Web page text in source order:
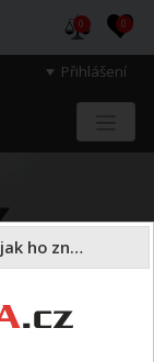
Přihlášení
0 0
Nastavení cookies: Aby web zůstal tak, jak ho znáte